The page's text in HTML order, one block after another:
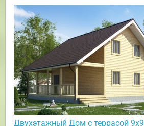
Двухэтажный Дом с террасой 9х9